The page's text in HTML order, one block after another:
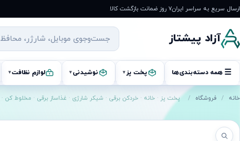
پرش
به
محتوا
ارسال سریع به سراسر ایران۷ روز ضمانت بازگشت کالا
آزاد پیشتاز
☰ همه دسته‌بندی‌ها پخت پز ▾ نوشیدنی▾ لوازم نظافت▾
خانه / فروشگاه / پخت پز · خانه · خردکن برقی · شیکر شارژی · غذاساز برقی · مخلوط کن ·